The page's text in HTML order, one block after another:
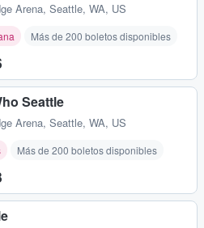
Arena, Seattle, WA, US
Más de 200 boletos disponibles
Seattle
Arena, Seattle, WA, US
Más de 200 boletos disponibles